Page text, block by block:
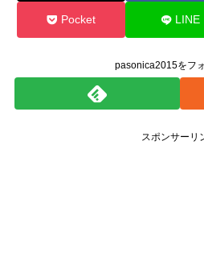
Pocket LINE
pasonica2015をフ
スポンサーリ